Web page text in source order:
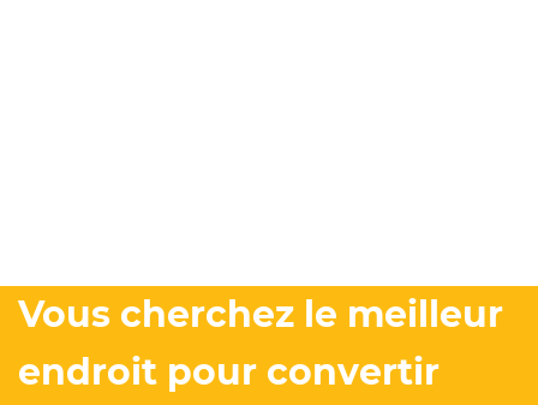
Vous cherchez le meilleur
endroit pour convertir